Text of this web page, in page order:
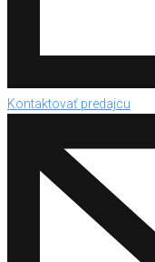
Kontaktovať predajcu